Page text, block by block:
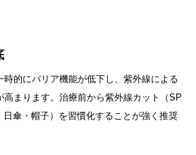
時的にバリア機能が低下し、紫外線による
まります。治療前から紫外線カット（SP
日傘・帽子）を習慣化することが強く推奨